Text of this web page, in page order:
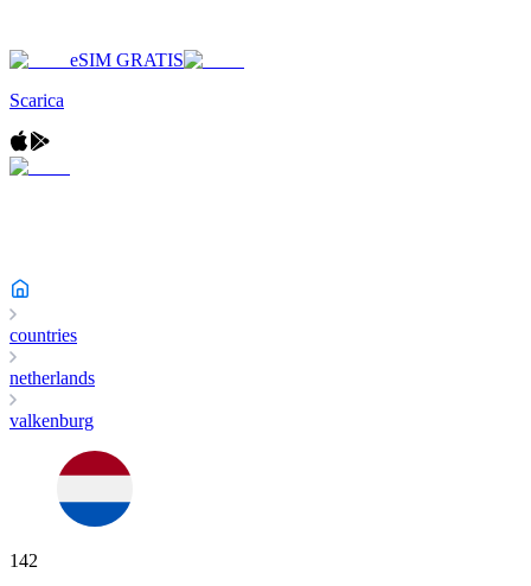
eSIM GRATIS
Scarica
countries
netherlands
valkenburg
142